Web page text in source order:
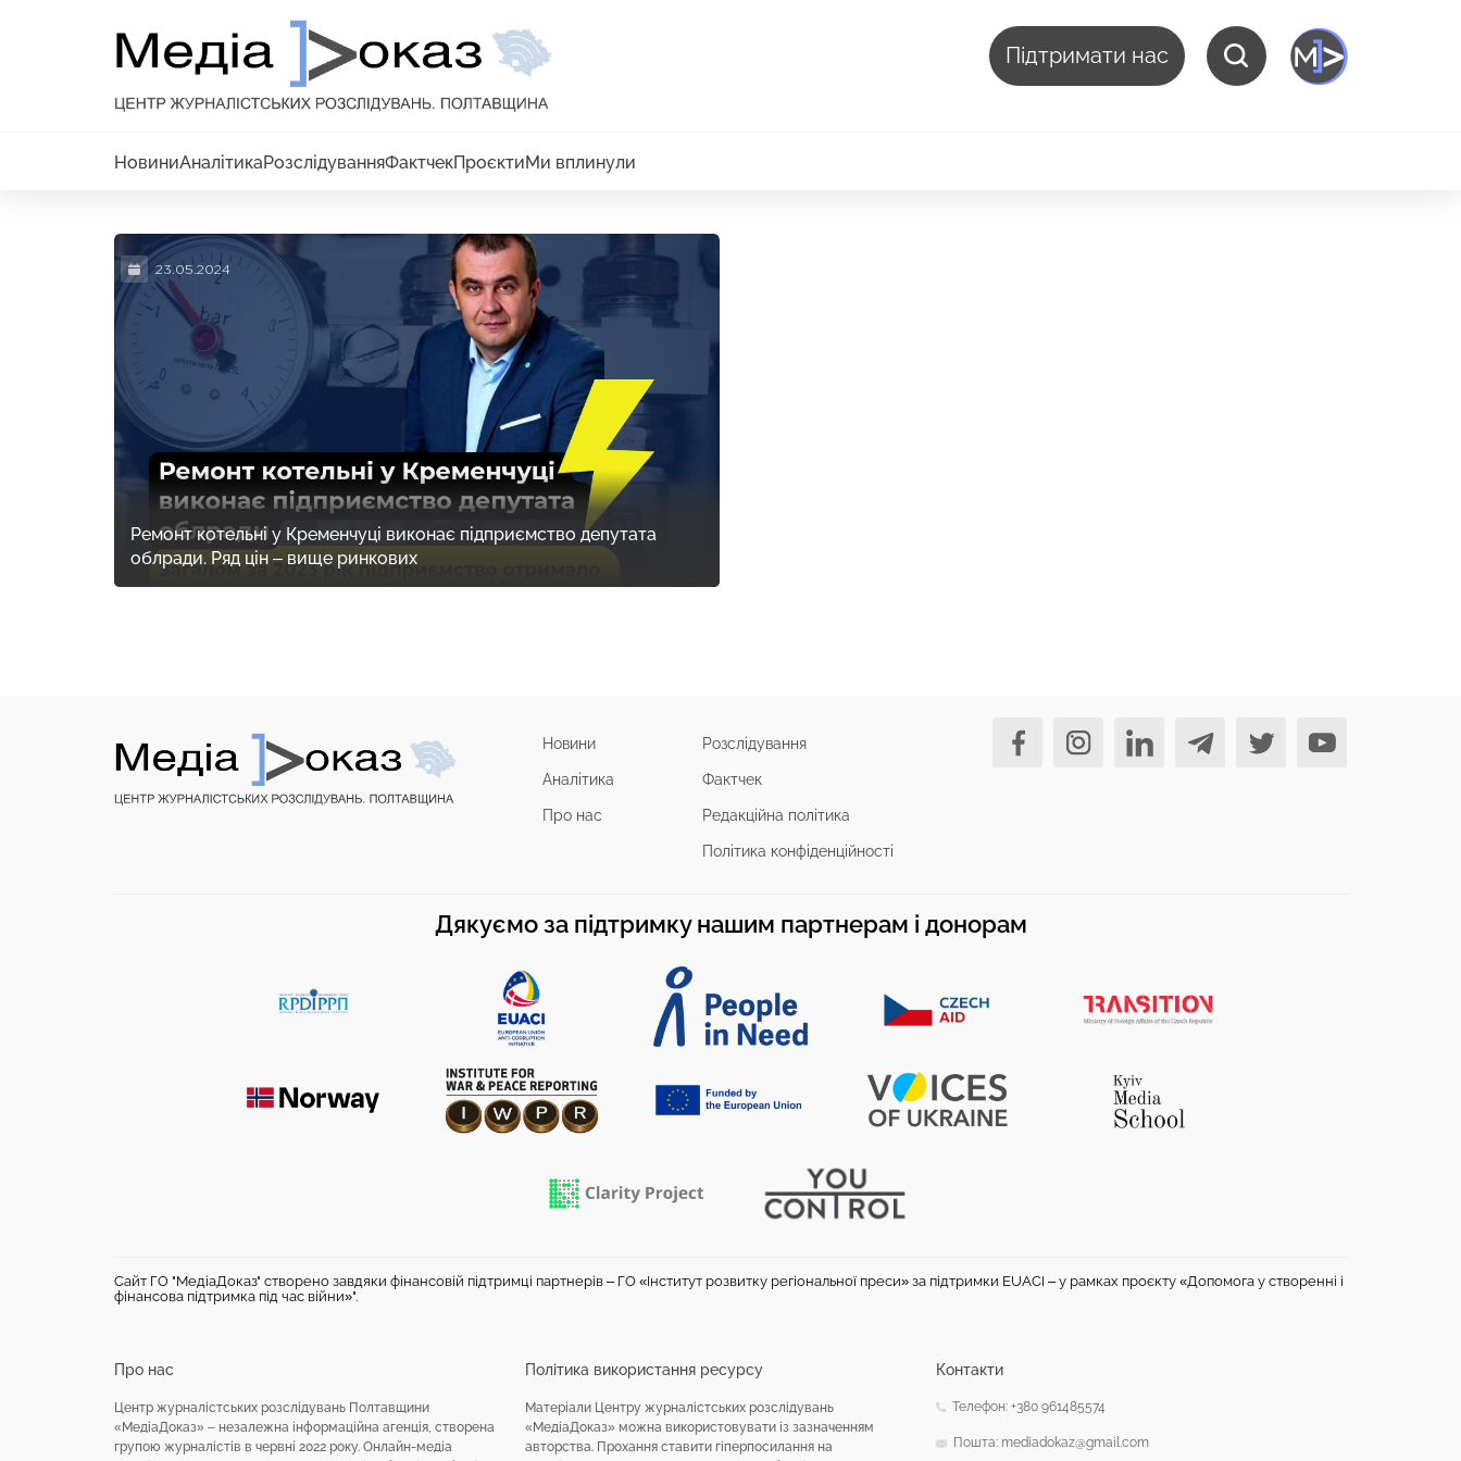
Підтримати нас
НовиниАналітикаРозслідуванняФактчекПроєктиМи вплинули
23.05.2024
Ремонт котельні у Кременчуці виконає підприємство депутата
облради. Ряд цін – вище ринкових
Новини
Аналітика
Про нас
Розслідування
Фактчек
Редакційна політика
Політика конфіденційності
Дякуємо за підтримку нашим партнерам і донорам
Сайт ГО "МедіаДоказ" створено завдяки фінансовій підтримці партнерів – ГО «Інститут розвитку регіональної преси» за підтримки EUACI – у рамках проєкту «Допомога у створенні і
фінансова підтримка під час війни»".
Про нас
Центр журналістських розслідувань Полтавщини
«МедіаДоказ» – незалежна інформаційна агенція, створена
групою журналістів в червні 2022 року. Онлайн-медіа
Політика використання ресурсу
Матеріали Центру журналістських розслідувань
«МедіаДоказ» можна використовувати із зазначенням
авторства. Прохання ставити гіперпосилання на
Контакти
Телефон: +380 961485574
Пошта: mediadokaz@gmail.com